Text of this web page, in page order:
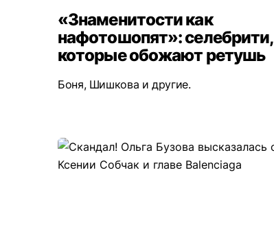
«Знаменитости как
нафотошопят»: селебрити,
которые обожают ретушь
Боня, Шишкова и другие.